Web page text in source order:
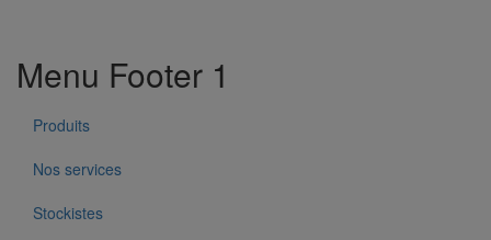
Menu Footer 1
Produits
Nos services
Stockistes